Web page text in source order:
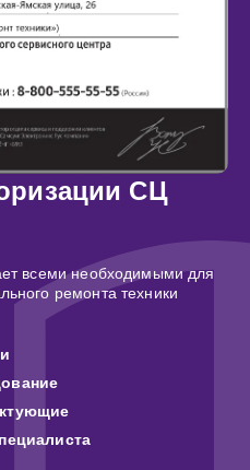
СЦ
всеми необходимыми для
ремонта техники